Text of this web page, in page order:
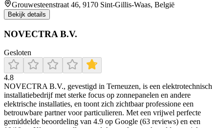
Grouwesteenstraat 46, 9170 Sint-Gillis-Waas, België
Bekijk details
NOVECTRA B.V.
Gesloten
4.8
NOVECTRA B.V., gevestigd in Terneuzen, is een elektrotechnisch
installatiebedrijf met sterke focus op zonnepanelen en andere
elektrische installaties, en toont zich zichtbaar professione een
betrouwbare partner voor particulieren. Met een vrijwel perfecte
gemiddelde beoordeling van 4.9 op Google (63 reviews) en een